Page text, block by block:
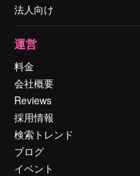
法人向け
運営
料金
会社概要
Reviews
採用情報
検索トレンド
ブログ
イベント